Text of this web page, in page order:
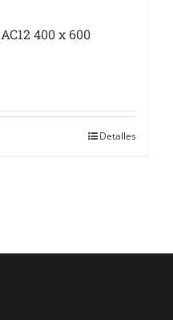
400 x 600
Detalles